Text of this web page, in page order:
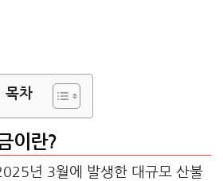
목차
이란?
년 3월에 발생한 대규모 산불